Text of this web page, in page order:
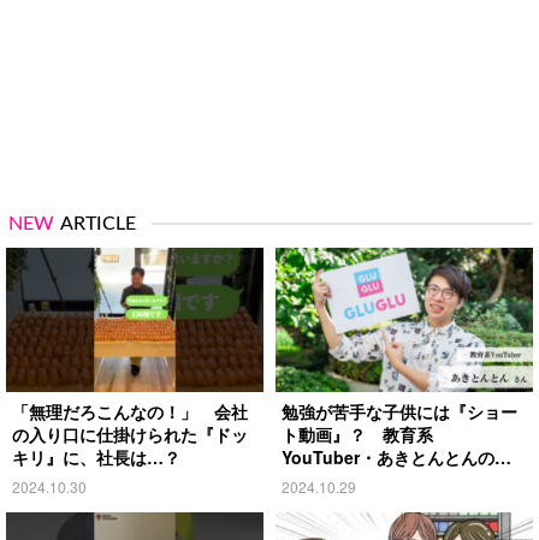
NEW ARTICLE
「無理だろこんなの！」 会社
の入り口に仕掛けられた『ドッ
キリ』に、社長は…？
2024.10.30
勉強が苦手な子供には『ショー
ト動画』？ 教育系
YouTuber・あきとんとんの戦
略とは
2024.10.29